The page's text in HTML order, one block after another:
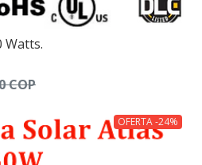
Watts.
COP
OFERTA -24%